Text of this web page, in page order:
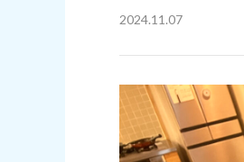
2024.11.07